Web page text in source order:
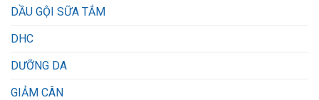
DẦU GỘI SỮA TẮM
DHC
DƯỠNG DA
GIẢM CÂN